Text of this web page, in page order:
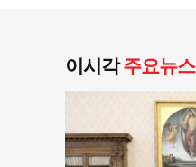
이시각주요뉴스